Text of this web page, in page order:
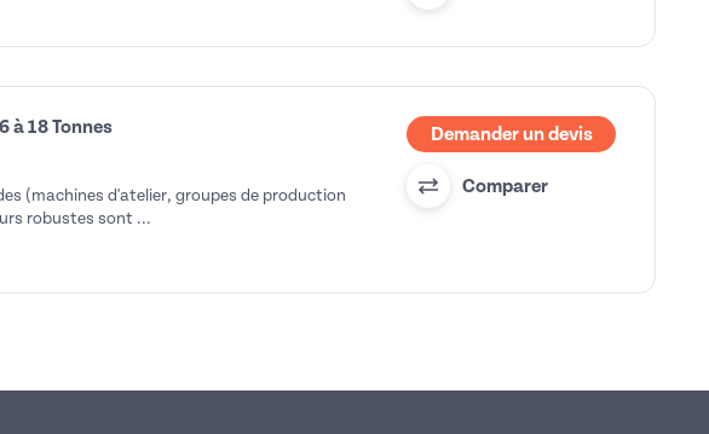
à 18 Tonnes
(machines d'atelier, groupes de production
robustes sont ...
Demander un devis
Comparer